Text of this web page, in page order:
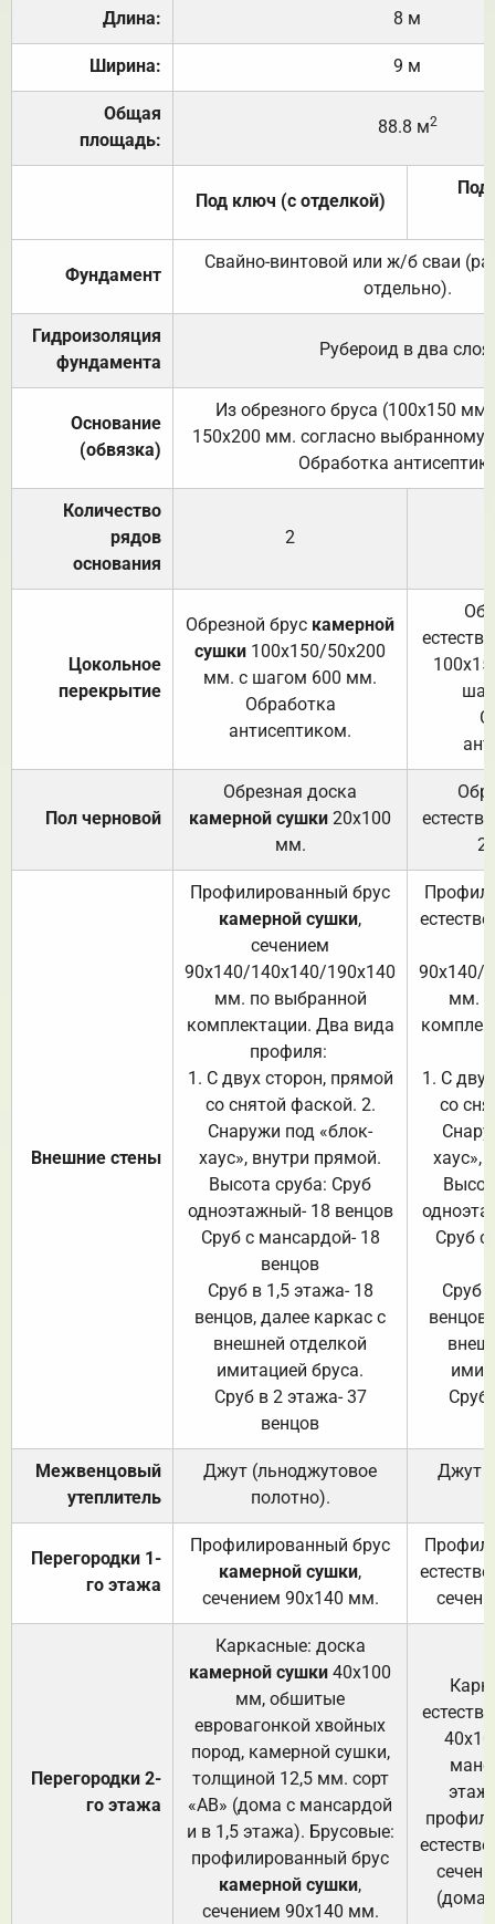
Длина: 8 м
Ширина: 9 м
Общая
площадь:
88.8 м2
Под ключ (с отделкой)
Под
Фундамент
Свайно-винтовой или ж/б сваи
отдельно).
Гидроизоляция
фундамента
Рубероид в два слоя.
Основание
(обвязка)
Из обрезного бруса (100х150
150х200 мм. согласно выбранному
Обработка
Количество
рядов
основания
2
Цокольное
перекрытие
Обрезной брус камерной
сушки 100х150/50х200
мм. с шагом 600 мм.
Обработка
антисептиком.
Пол черновой
Обрезная доска
камерной сушки 20х100
мм.
Внешние стены
Профилированный брус
камерной сушки,
сечением
90х140/140х140/190х140
мм. по выбранной
комплектации. Два вида
профиля:
1. С двух сторон, прямой
со снятой фаской. 2.
Снаружи под «блок-
хаус», внутри прямой.
Высота сруба: Сруб
одноэтажный- 18 венцов
Сруб с мансардой- 18
венцов
Сруб в 1,5 этажа- 18
венцов, далее каркас с
внешней отделкой
имитацией бруса.
Сруб в 2 этажа- 37
венцов
90х140/
мм.
1. С
со
хаус»,
Сруб с
Сруб
Сруб
Межвенцовый
утеплитель
Джут (льноджутовое
полотно).
Джут
Перегородки 1-
го этажа
Профилированный брус
камерной сушки,
сечением 90х140 мм.
Перегородки 2-
го этажа
Каркасные: доска
камерной сушки 40х100
мм, обшитые
евровагонкой хвойных
пород, камерной сушки,
толщиной 12,5 мм. сорт
«АВ» (дома с мансардой
и в 1,5 этажа). Брусовые:
профилированный брус
камерной сушки,
сечением 90х140 мм.
(дома